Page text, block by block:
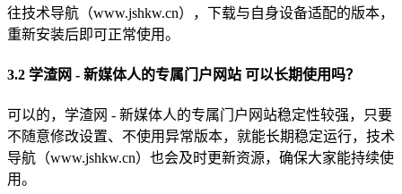
往技术导航（www.jshkw.cn），下载与自身设备适配的版本，
重新安装后即可正常使用。
3.2 学渣网 - 新媒体人的专属门户网站 可以长期使用吗？
可以的，学渣网 - 新媒体人的专属门户网站稳定性较强，只要
不随意修改设置、不使用异常版本，就能长期稳定运行，技术
导航（www.jshkw.cn）也会及时更新资源，确保大家能持续使
用。